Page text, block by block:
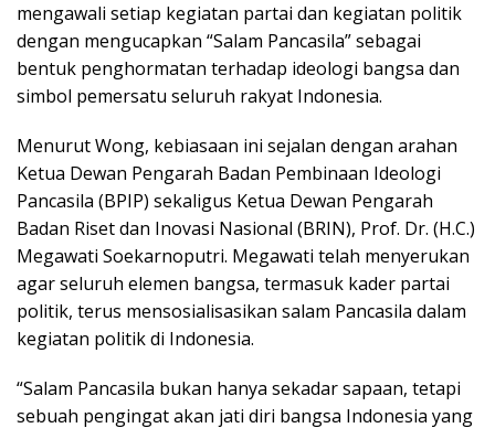
mengawali setiap kegiatan partai dan kegiatan politik
dengan mengucapkan “Salam Pancasila” sebagai
bentuk penghormatan terhadap ideologi bangsa dan
simbol pemersatu seluruh rakyat Indonesia.
Menurut Wong, kebiasaan ini sejalan dengan arahan
Ketua Dewan Pengarah Badan Pembinaan Ideologi
Pancasila (BPIP) sekaligus Ketua Dewan Pengarah
Badan Riset dan Inovasi Nasional (BRIN), Prof. Dr. (H.C.)
Megawati Soekarnoputri. Megawati telah menyerukan
agar seluruh elemen bangsa, termasuk kader partai
politik, terus mensosialisasikan salam Pancasila dalam
kegiatan politik di Indonesia.
“Salam Pancasila bukan hanya sekadar sapaan, tetapi
sebuah pengingat akan jati diri bangsa Indonesia yang